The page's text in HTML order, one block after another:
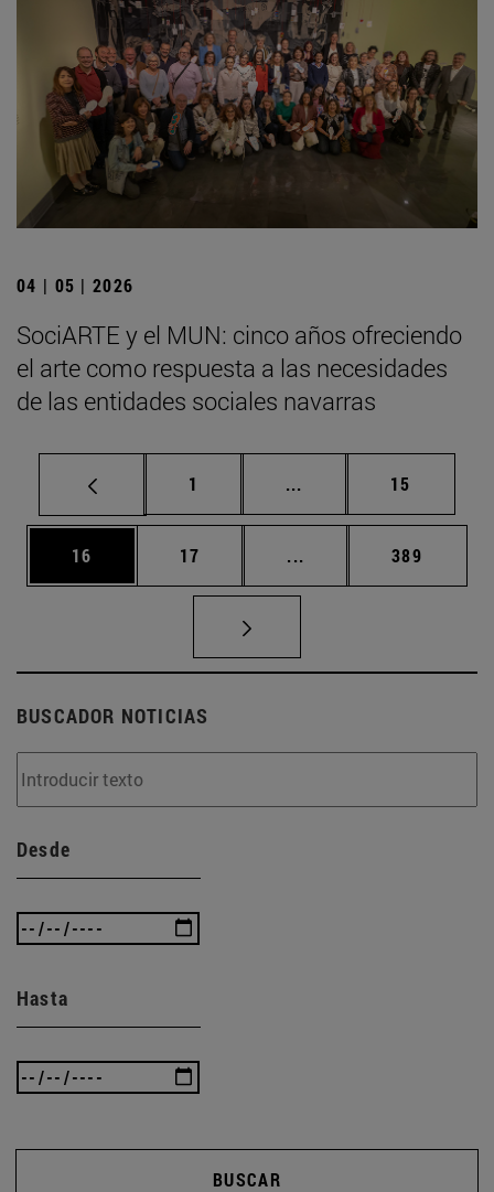
04 | 05 | 2026
SociARTE y el MUN: cinco años ofreciendo
el arte como respuesta a las necesidades
de las entidades sociales navarras
Página
1 ... Páginas intermedias
Página
15
Página
16 Página
17 ... Páginas intermedias
Página
389
BUSCADOR NOTICIAS
Desde
Hasta
BUSCAR